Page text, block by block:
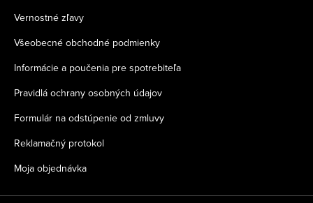
Vernostné zľavy
Všeobecné obchodné podmienky
Informácie a poučenia pre spotrebiteľa
Pravidlá ochrany osobných údajov
Formulár na odstúpenie od zmluvy
Reklamačný protokol
Moja objednávka